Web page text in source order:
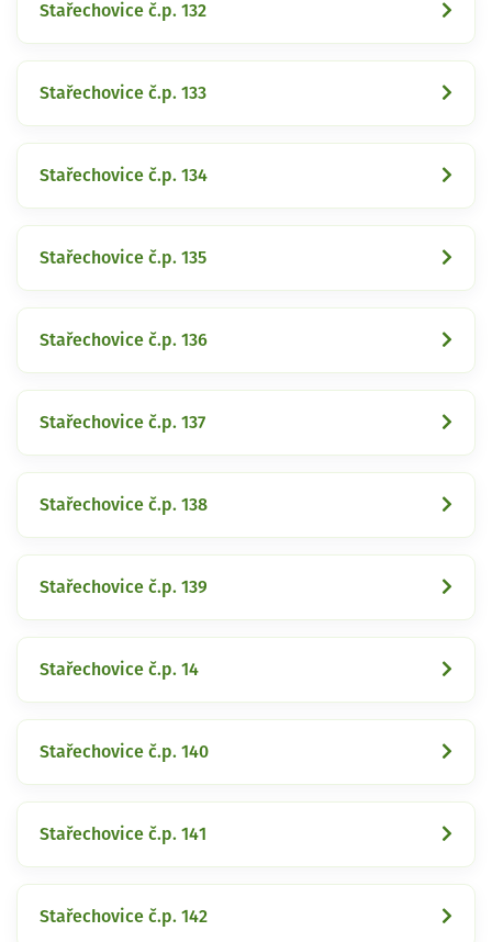
Stařechovice č.p. 132
Stařechovice č.p. 133
Stařechovice č.p. 134
Stařechovice č.p. 135
Stařechovice č.p. 136
Stařechovice č.p. 137
Stařechovice č.p. 138
Stařechovice č.p. 139
Stařechovice č.p. 14
Stařechovice č.p. 140
Stařechovice č.p. 141
Stařechovice č.p. 142